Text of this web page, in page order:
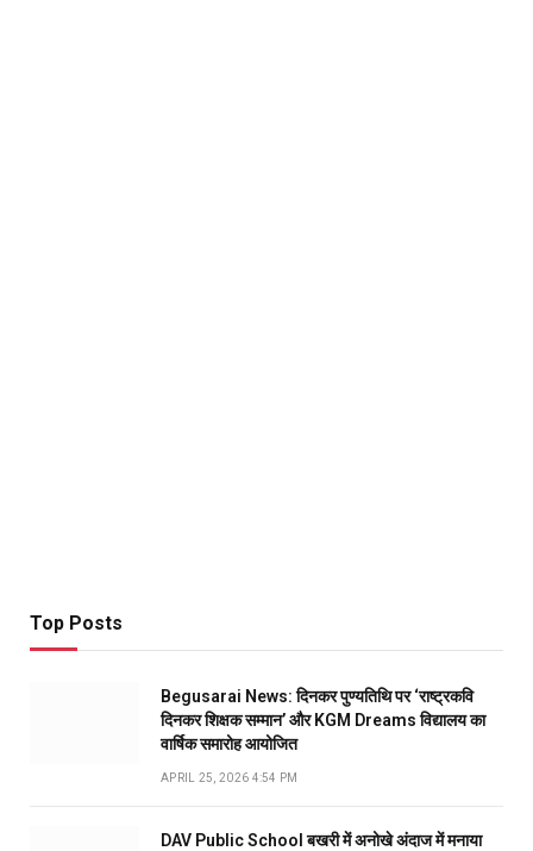
Top Posts
Begusarai News: दिनकर पुण्यतिथि पर ‘राष्ट्रकवि
दिनकर शिक्षक सम्मान’ और KGM Dreams विद्यालय का
वार्षिक समारोह आयोजित
APRIL 25, 2026 4:54 PM
DAV Public School बखरी में अनोखे अंदाज में मनाया